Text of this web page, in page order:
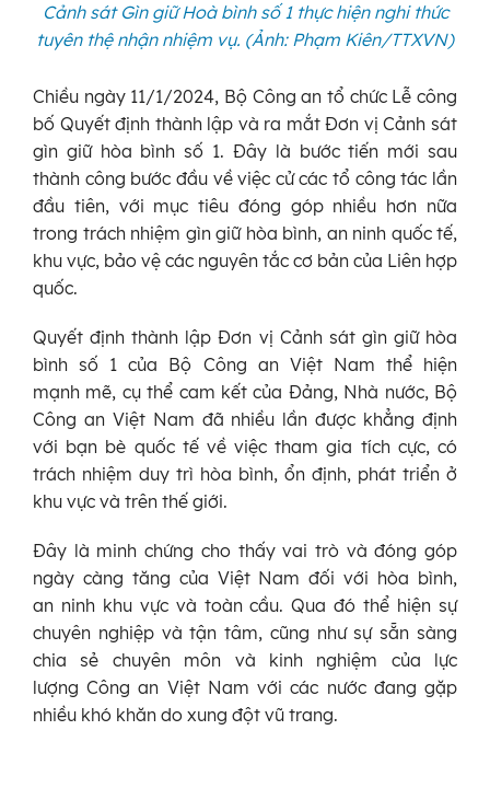
Cảnh sát Gìn giữ Hoà bình số 1 thực hiện nghi thức
tuyên thệ nhận nhiệm vụ. (Ảnh: Phạm Kiên/TTXVN)
Chiều ngày 11/1/2024, Bộ Công an tổ chức Lễ công
bố Quyết định thành lập và ra mắt Đơn vị Cảnh sát
gìn giữ hòa bình số 1. Đây là bước tiến mới sau
thành công bước đầu về việc cử các tổ công tác lần
đầu tiên, với mục tiêu đóng góp nhiều hơn nữa
trong trách nhiệm gìn giữ hòa bình, an ninh quốc tế,
khu vực, bảo vệ các nguyên tắc cơ bản của Liên hợp
quốc.
Quyết định thành lập Đơn vị Cảnh sát gìn giữ hòa
bình số 1 của Bộ Công an Việt Nam thể hiện
mạnh mẽ, cụ thể cam kết của Đảng, Nhà nước, Bộ
Công an Việt Nam đã nhiều lần được khẳng định
với bạn bè quốc tế về việc tham gia tích cực, có
trách nhiệm duy trì hòa bình, ổn định, phát triển ở
khu vực và trên thế giới.
Đây là minh chứng cho thấy vai trò và đóng góp
ngày càng tăng của Việt Nam đối với hòa bình,
an ninh khu vực và toàn cầu. Qua đó thể hiện sự
chuyên nghiệp và tận tâm, cũng như sự sẵn sàng
chia sẻ chuyên môn và kinh nghiệm của lực
lượng Công an Việt Nam với các nước đang gặp
nhiều khó khăn do xung đột vũ trang.